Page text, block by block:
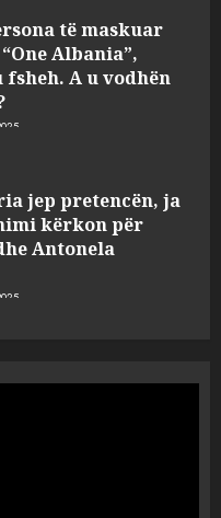
të maskuar
Albania”,
A u vodhën
jep pretencën, ja
kërkon për
Antonela